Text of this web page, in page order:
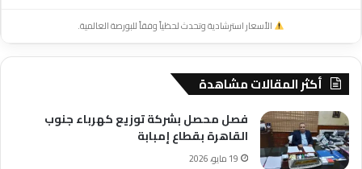
الأسعار استرشادية وتحدث لحظياً وفقاً للبورصة العالمية.
أكثر المقالات مشاهدة
فصل محصل بشركة توزيع كهرباء جنوب
القاهرة بقطاع إمبابة
19 مايو، 2026